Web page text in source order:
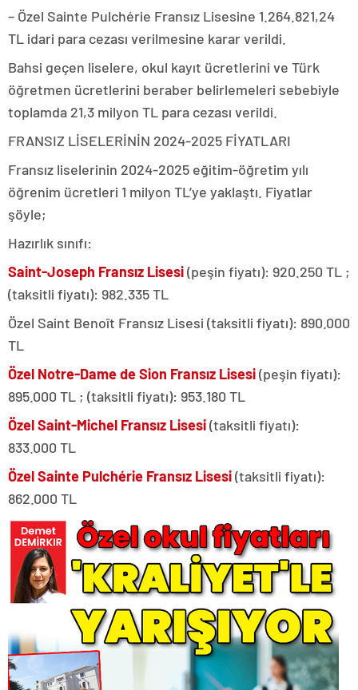
– Özel Sainte Pulchérie Fransız Lisesine 1.264.821,24
TL idari para cezası verilmesine karar verildi.
Bahsi geçen liselere, okul kayıt ücretlerini ve Türk
öğretmen ücretlerini beraber belirlemeleri sebebiyle
toplamda 21,3 milyon TL para cezası verildi.
FRANSIZ LİSELERİNİN 2024-2025 FİYATLARI
Fransız liselerinin 2024-2025 eğitim-öğretim yılı
öğrenim ücretleri 1 milyon TL’ye yaklaştı. Fiyatlar
şöyle;
Hazırlık sınıfı:
Saint-Joseph Fransız Lisesi(peşin fiyatı): 920.250 TL ;
(taksitli fiyatı): 982.335 TL
Özel Saint Benoît Fransız Lisesi (taksitli fiyatı): 890.000
TL
Özel Notre-Dame de Sion Fransız Lisesi(peşin fiyatı):
895.000 TL ; (taksitli fiyatı): 953.180 TL
Özel Saint-Michel Fransız Lisesi(taksitli fiyatı):
833.000 TL
Özel Sainte Pulchérie Fransız Lisesi(taksitli fiyatı):
862.000 TL